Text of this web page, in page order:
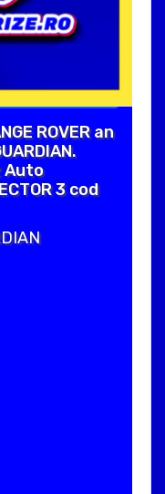
ROVER an
Auto
3 cod